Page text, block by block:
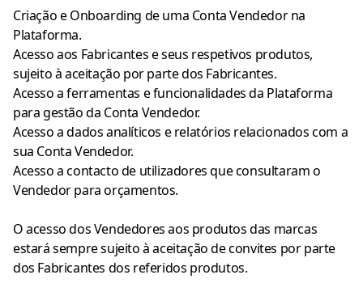
Criação e Onboarding de uma Conta Vendedor na
Plataforma.
Acesso aos Fabricantes e seus respetivos produtos,
sujeito à aceitação por parte dos Fabricantes.
Acesso a ferramentas e funcionalidades da Plataforma
para gestão da Conta Vendedor.
Acesso a dados analíticos e relatórios relacionados com a
sua Conta Vendedor.
Acesso a contacto de utilizadores que consultaram o
Vendedor para orçamentos.
O acesso dos Vendedores aos produtos das marcas
estará sempre sujeito à aceitação de convites por parte
dos Fabricantes dos referidos produtos.